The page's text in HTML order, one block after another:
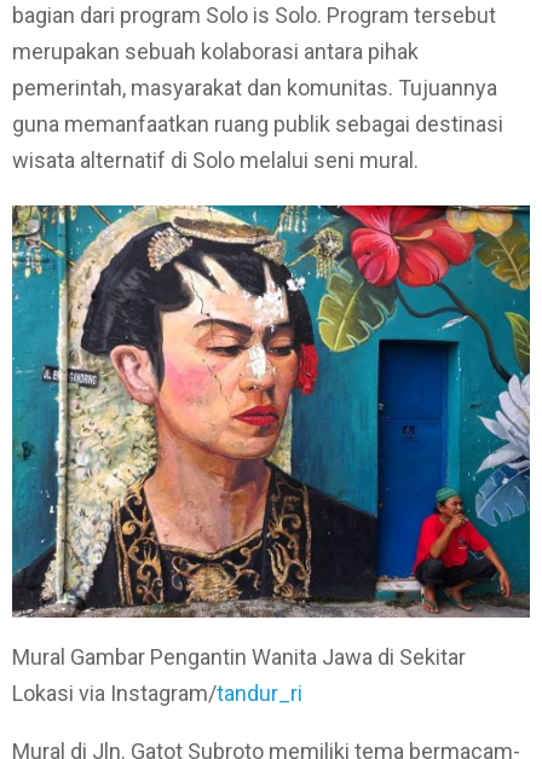
bagian dari program Solo is Solo. Program tersebut
merupakan sebuah kolaborasi antara pihak
pemerintah, masyarakat dan komunitas. Tujuannya
guna memanfaatkan ruang publik sebagai destinasi
wisata alternatif di Solo melalui seni mural.
Mural Gambar Pengantin Wanita Jawa di Sekitar
Lokasi via Instagram/tandur_ri
Mural di Jln. Gatot Subroto memiliki tema bermacam-